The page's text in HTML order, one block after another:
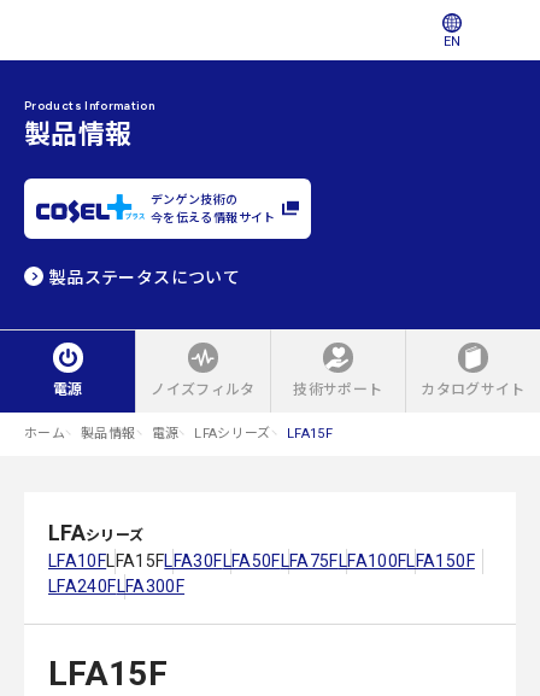
EN
Products Information
製品情報
デンゲン技術の
今を伝える情報サイト
製品ステータスについて
電源 ノイズフィルタ 技術サポート カタログサイト
ホーム 製品情報 電源 LFAシリーズ LFA15F
LFAシリーズ
LFA10FLFA15FLFA30FLFA50FLFA75FLFA100FLFA150F
LFA240FLFA300F
LFA15F